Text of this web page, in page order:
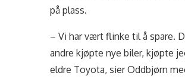
på plass.
– Vi har vært flinke til å spare.
andre kjøpte nye biler, kjøpte
eldre Toyota, sier Oddbjørn